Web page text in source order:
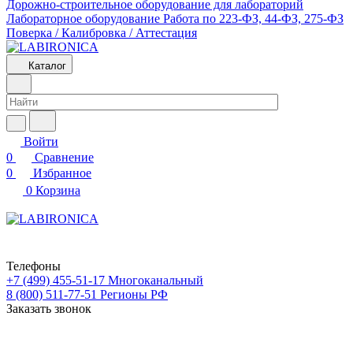
Дорожно-строительное оборудование для лабораторий
Лабораторное оборудование Работа по 223-ФЗ, 44-ФЗ, 275-ФЗ
Поверка / Калибровка / Аттестация
Каталог
Войти
0
Сравнение
0
Избранное
0 Корзина
Телефоны
+7 (499) 455-51-17 Многоканальный
8 (800) 511-77-51 Регионы РФ
Заказать звонок